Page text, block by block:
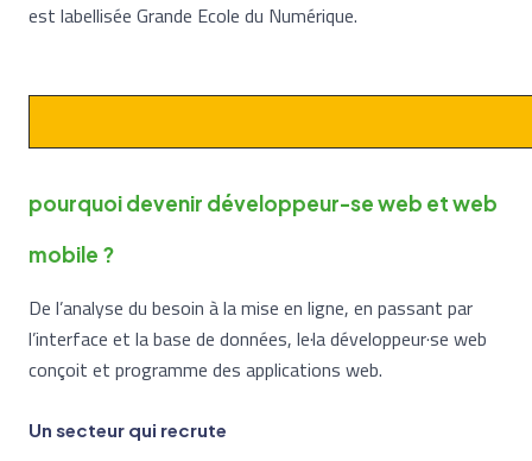
est labellisée Grande Ecole du Numérique.
pourquoi devenir développeur-se web et web
mobile ?
De l’analyse du besoin à la mise en ligne, en passant par
l’interface et la base de données, le·la développeur·se web
conçoit et programme des applications web.
Un secteur qui recrute